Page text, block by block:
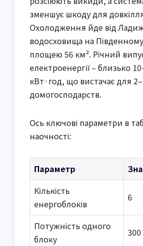
зменшує шкоду для
Охолодження йде від
водосховища на Південному
площею 56 км². Річний
електроенергії – близько
кВт·год, що вистачає для
домогосподарств.
Ось ключові параметри в
наочності:
Параметр
Кількість
енергоблоків
6
Потужність одного
блоку